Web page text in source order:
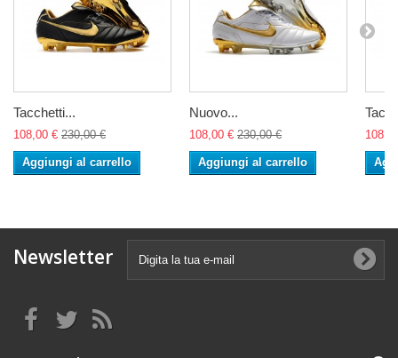
Tacchetti...
108,00 € 230,00 €
Aggiungi al carrello
Nuovo...
108,00 € 230,00 €
Aggiungi al carrello
Newsletter